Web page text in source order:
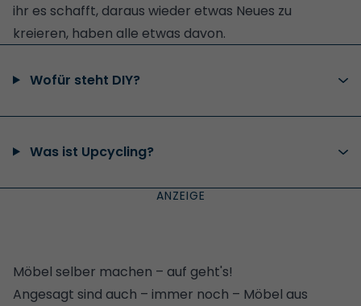
ihr es schafft, daraus wieder etwas Neues zu
kreieren, haben alle etwas davon.
Wofür steht DIY?
Was ist Upcycling?
Möbel selber machen – auf geht's!
Angesagt sind auch – immer noch – Möbel aus